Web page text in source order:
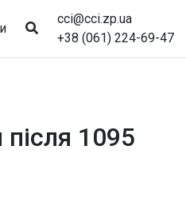
cci@cci.zp.ua
+38 (061) 224-69-47
1095